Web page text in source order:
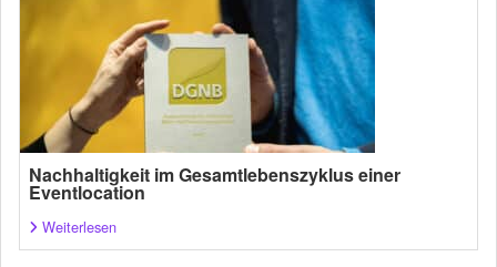
Nachhaltigkeit im Gesamtlebenszyklus einer
Eventlocation
Weiterlesen